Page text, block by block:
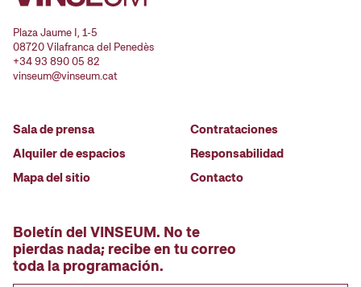
Plaza Jaume I, 1-5
08720 Vilafranca del Penedès
+34 93 890 05 82
vinseum@vinseum.cat
Sala de prensa
Alquiler de espacios
Mapa del sitio
Contrataciones
Responsabilidad
Contacto
Boletín del VINSEUM. No te
pierdas nada; recibe en tu correo
toda la programación.